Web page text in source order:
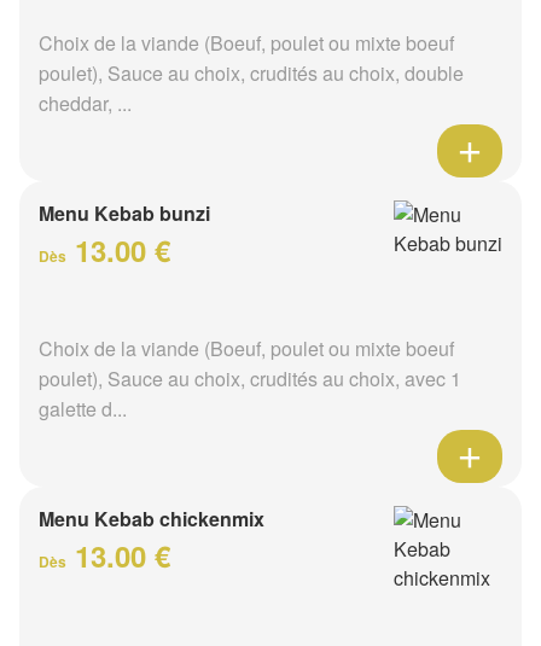
Choix de la viande (Boeuf, poulet ou mixte boeuf
poulet), Sauce au choix, crudités au choix, double
cheddar, ...
Menu Kebab bunzi
Dès 13.00 €
Choix de la viande (Boeuf, poulet ou mixte boeuf
poulet), Sauce au choix, crudités au choix, avec 1
galette d...
Menu Kebab chickenmix
Dès 13.00 €